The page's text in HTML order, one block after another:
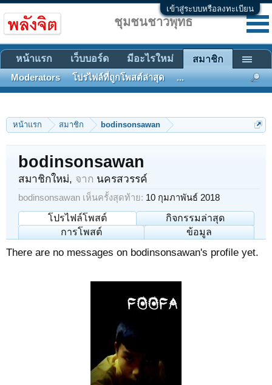
เข้าสู่ระบบหรือลงทะเบียน
หน้าแรก สมาชิก bodinsonsawan
bodinsonsawan
สมาชิกใหม่, จาก นครสวรรค์
bodinsonsawan เห็นครั้งสุดท้าย: 10 กุมภาพันธ์ 2018
โปรไฟล์โพสต์
กิจกรรมล่าสุด
การโพสต์
ข้อมูล
There are no messages on bodinsonsawan's profile yet.
ชุมชนชาวพุทธ
หน้าแรก เว็บบอร์ด มีอะไรใหม่ สมาชิก
Moderators โปรไฟล์ที่ถูกโพสต์ล่าสุด ...